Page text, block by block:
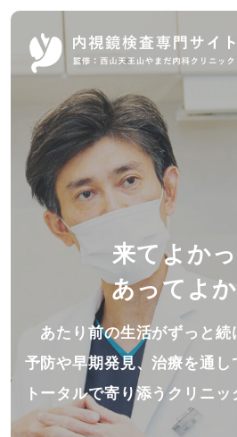
来てよかっ
あってよ
あたり前の生活がずっと続
予防や早期発見、治療を通し
トータルで寄り添うクリニ